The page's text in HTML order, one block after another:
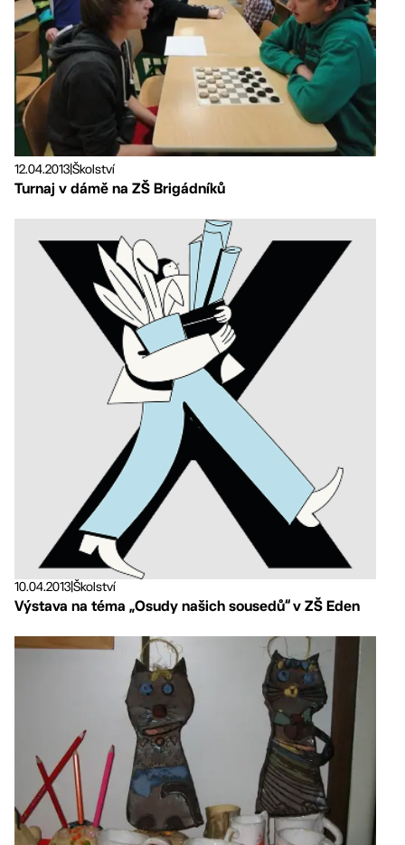
12.04.2013Školství
Turnaj v dámě na ZŠ Brigádníků
10.04.2013|Školství
Výstava na téma „Osudy našich sousedů“ v ZŠ Eden